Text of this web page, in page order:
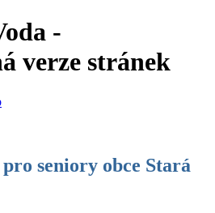
-
verze stránek
seniory obce Stará